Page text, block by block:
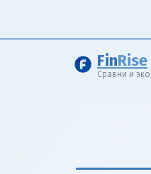
Fin Rise
Сравни и